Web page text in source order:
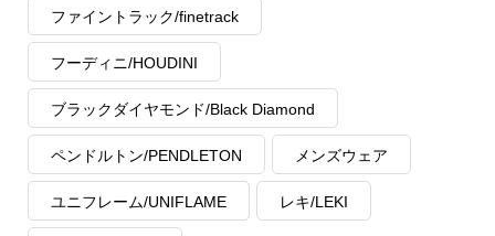
ファイントラック/finetrack
フーディニ/HOUDINI
ブラックダイヤモンド/Black Diamond
ペンドルトン/PENDLETON メンズウェア
ユニフレーム/UNIFLAME レキ/LEKI